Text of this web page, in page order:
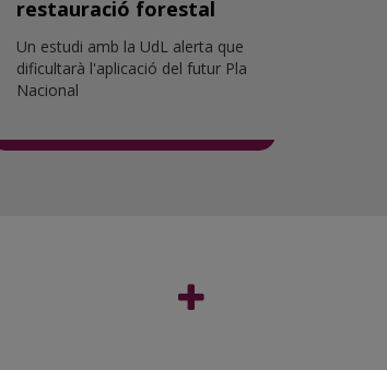
restauració forestal
Un estudi amb la UdL alerta que
dificultarà l'aplicació del futur Pla
Nacional